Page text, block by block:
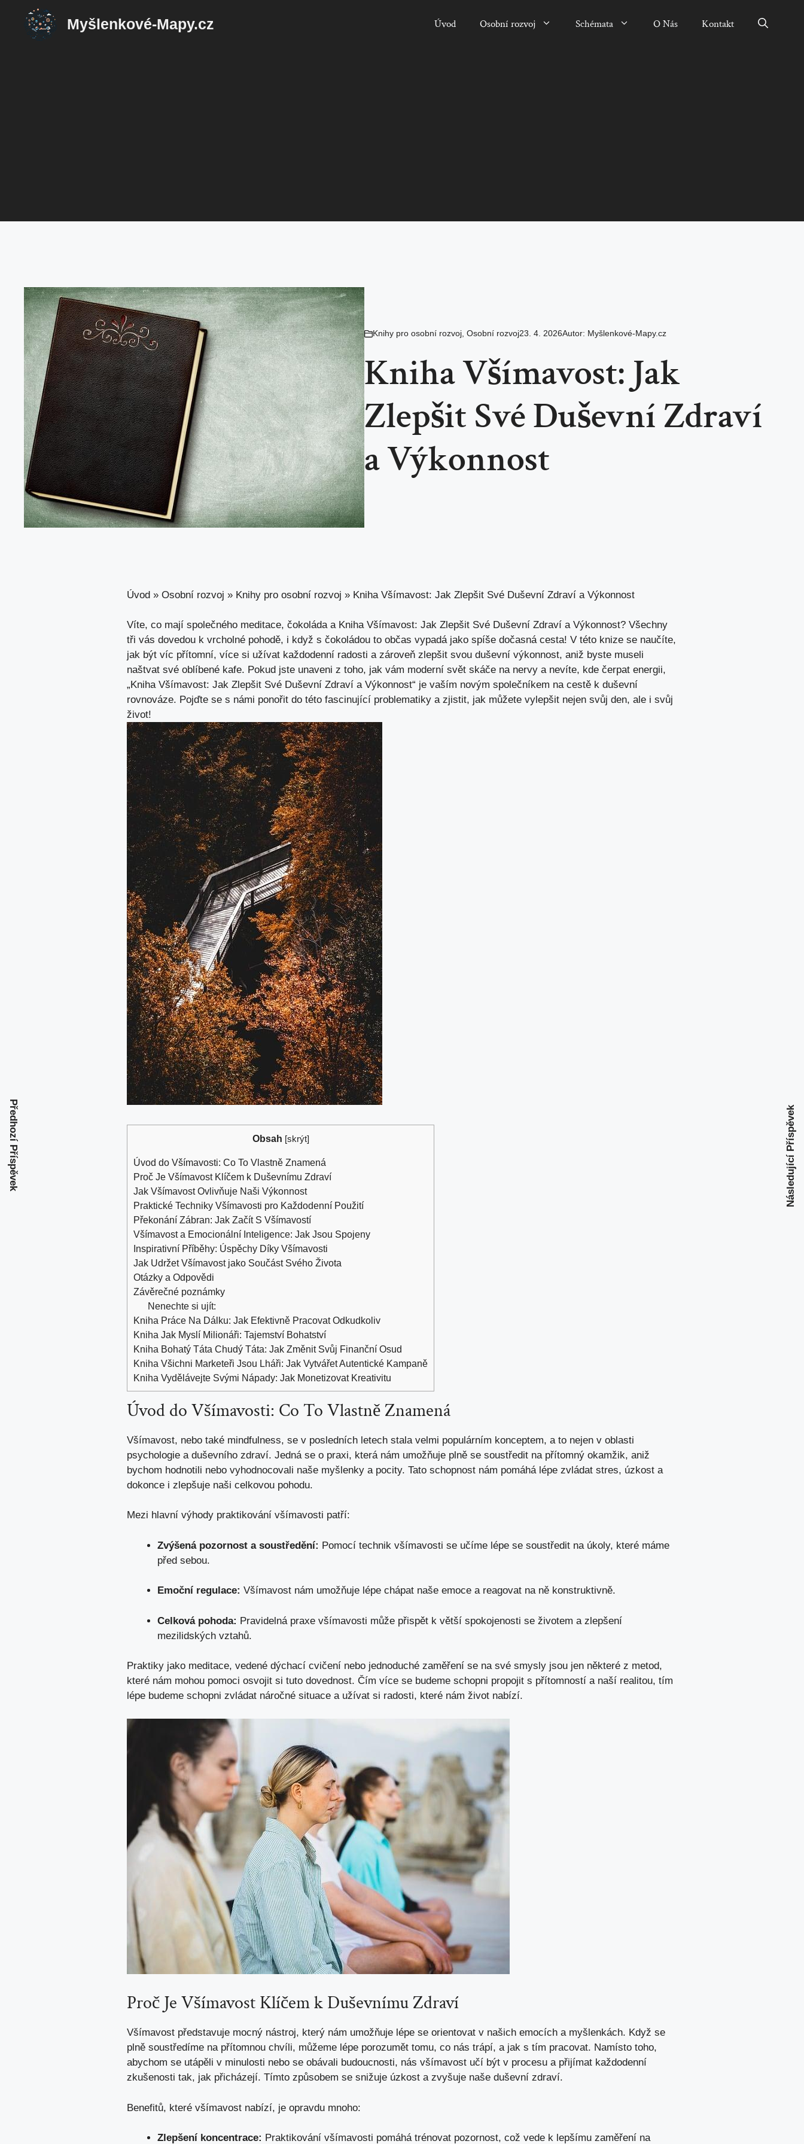
Přeskočit
Myšlenkové-Mapy.cz Úvod Osobní rozvoj Schémata O Nás Kontakt
Knihy pro osobní rozvoj, Osobní rozvoj23. 4. 2026Autor: Myšlenkové-Mapy.cz
Kniha Všímavost: Jak
Zlepšit Své Duševní Zdraví
a Výkonnost
Úvod » Osobní rozvoj » Knihy pro osobní rozvoj » Kniha Všímavost: Jak Zlepšit Své Duševní Zdraví a Výkonnost
Víte, co mají společného meditace, čokoláda a Kniha Všímavost: Jak Zlepšit Své Duševní Zdraví a Výkonnost? Všechny
tři vás dovedou k vrcholné pohodě, i když s čokoládou to občas vypadá jako spíše dočasná cesta! V této knize se naučíte,
jak být víc přítomní, více si užívat každodenní radosti a zároveň zlepšit svou duševní výkonnost, aniž byste museli
naštvat své oblíbené kafe. Pokud jste unaveni z toho, jak vám moderní svět skáče na nervy a nevíte, kde čerpat energii,
„Kniha Všímavost: Jak Zlepšit Své Duševní Zdraví a Výkonnost“ je vaším novým společníkem na cestě k duševní
rovnováze. Pojďte se s námi ponořit do této fascinující problematiky a zjistit, jak můžete vylepšit nejen svůj den, ale i svůj
život!
Obsah [skrýt]
Úvod do Všímavosti: Co To Vlastně Znamená
Proč Je Všímavost Klíčem k Duševnímu Zdraví
Jak Všímavost Ovlivňuje Naši Výkonnost
Praktické Techniky Všímavosti pro Každodenní Použití
Překonání Zábran: Jak Začít S Všímavostí
Všímavost a Emocionální Inteligence: Jak Jsou Spojeny
Inspirativní Příběhy: Úspěchy Díky Všímavosti
Jak Udržet Všímavost jako Součást Svého Života
Otázky a Odpovědi
Závěrečné poznámky
Nenechte si ujít:
Kniha Práce Na Dálku: Jak Efektivně Pracovat Odkudkoliv
Kniha Jak Myslí Milionáři: Tajemství Bohatství
Kniha Bohatý Táta Chudý Táta: Jak Změnit Svůj Finanční Osud
Kniha Všichni Marketeři Jsou Lháři: Jak Vytvářet Autentické Kampaně
Kniha Vydělávejte Svými Nápady: Jak Monetizovat Kreativitu
Úvod do Všímavosti: Co To Vlastně Znamená
Všímavost, nebo také mindfulness, se v posledních letech stala velmi populárním konceptem, a to nejen v oblasti
psychologie a duševního zdraví. Jedná se o praxi, která nám umožňuje plně se soustředit na přítomný okamžik, aniž
bychom hodnotili nebo vyhodnocovali naše myšlenky a pocity. Tato schopnost nám pomáhá lépe zvládat stres, úzkost a
dokonce i zlepšuje naši celkovou pohodu.
Mezi hlavní výhody praktikování všímavosti patří:
Zvýšená pozornost a soustředění: Pomocí technik všímavosti se učíme lépe se soustředit na úkoly, které máme
před sebou.
Emoční regulace: Všímavost nám umožňuje lépe chápat naše emoce a reagovat na ně konstruktivně.
Celková pohoda: Pravidelná praxe všímavosti může přispět k větší spokojenosti se životem a zlepšení
mezilidských vztahů.
Praktiky jako meditace, vedené dýchací cvičení nebo jednoduché zaměření se na své smysly jsou jen některé z metod,
které nám mohou pomoci osvojit si tuto dovednost. Čím více se budeme schopni propojit s přítomností a naší realitou, tím
lépe budeme schopni zvládat náročné situace a užívat si radosti, které nám život nabízí.
Proč Je Všímavost Klíčem k Duševnímu Zdraví
Všímavost představuje mocný nástroj, který nám umožňuje lépe se orientovat v našich emocích a myšlenkách. Když se
plně soustředíme na přítomnou chvíli, můžeme lépe porozumět tomu, co nás trápí, a jak s tím pracovat. Namísto toho,
abychom se utápěli v minulosti nebo se obávali budoucnosti, nás všímavost učí být v procesu a přijímat každodenní
zkušenosti tak, jak přicházejí. Tímto způsobem se snižuje úzkost a zvyšuje naše duševní zdraví.
Benefitů, které všímavost nabízí, je opravdu mnoho:
Zlepšení koncentrace: Praktikování všímavosti pomáhá trénovat pozornost, což vede k lepšímu zaměření na
Předhozí Příspěvek Následující Příspěvek